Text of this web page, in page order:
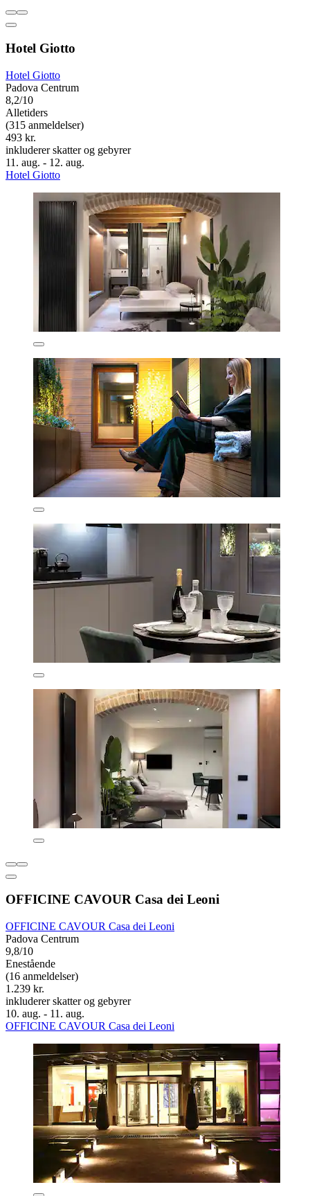
Hotel Giotto
Hotel Giotto
Padova Centrum
8,2/10
Alletiders
(315 anmeldelser)
493 kr.
inkluderer skatter og gebyrer
11. aug. - 12. aug.
Hotel Giotto
OFFICINE CAVOUR Casa dei Leoni
OFFICINE CAVOUR Casa dei Leoni
Padova Centrum
9,8/10
Enestående
(16 anmeldelser)
1.239 kr.
inkluderer skatter og gebyrer
10. aug. - 11. aug.
OFFICINE CAVOUR Casa dei Leoni